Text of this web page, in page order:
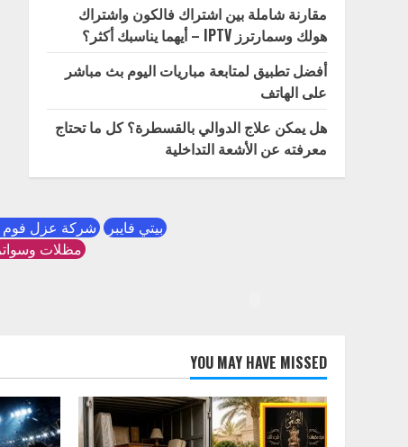
مقارنة شاملة بين اشتراك فالكون واشتراك
هولك وسمارترز IPTV – أيهما يناسبك أكثر؟
أفضل تطبيق لمتابعة مباريات اليوم بث مباشر
على الهاتف
هل يمكن علاج الدوالي بالقسطرة؟ كل ما تحتاج
معرفته عن الأشعة التداخلية
بيتي فايبر شركة عزل فوم
مظلات
YOU MAY HAVE MISSED